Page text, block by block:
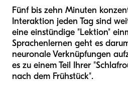
Fünf bis zehn Minuten
Interaktion jeden Tag sind
eine einstündige "Lektion"
Sprachenlernen geht es
neuronale Verknüpfungen
es zu einem Teil Ihrer
nach dem Frühstück".